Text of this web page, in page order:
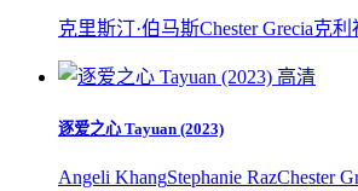
克里斯汀·伯马斯Chester Grecia克利
高清
逐爱之心 Tayuan (2023)
Angeli KhangStephanie RazChester